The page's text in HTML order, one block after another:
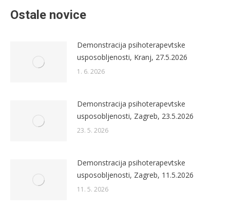
Ostale novice
Demonstracija psihoterapevtske
usposobljenosti, Kranj, 27.5.2026
1. 6. 2026
Demonstracija psihoterapevtske
usposobljenosti, Zagreb, 23.5.2026
23. 5. 2026
Demonstracija psihoterapevtske
usposobljenosti, Zagreb, 11.5.2026
11. 5. 2026